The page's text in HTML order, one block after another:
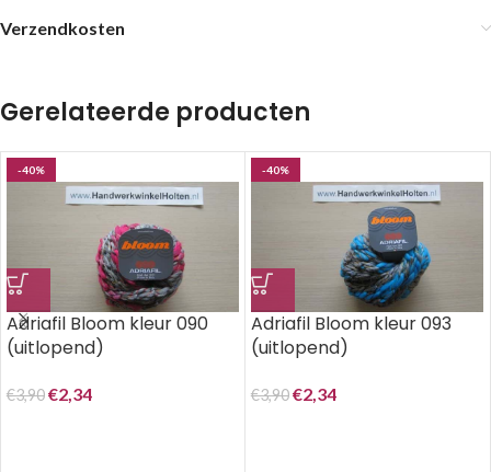
Verzendkosten
Gerelateerde producten
-40%
Adriafil Bloom kleur 090
(uitlopend)
€3,90€2,34
-40%
Adriafil Bloom kleur 093
(uitlopend)
€3,90€2,34